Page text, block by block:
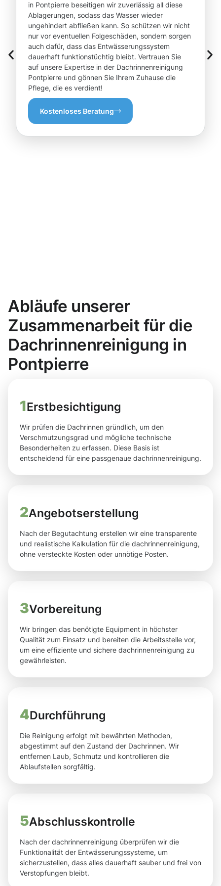
in Pontpierre beseitigen wir zuverlässig all diese
Ablagerungen, sodass das Wasser wieder
ungehindert abfließen kann. So schützen wir nicht
nur vor eventuellen Folgeschäden, sondern sorgen
auch dafür, dass das Entwässerungssystem
dauerhaft funktionstüchtig bleibt. Vertrauen Sie
auf unsere Expertise in der Dachrinnenreinigung
Pontpierre und gönnen Sie Ihrem Zuhause die
Pflege, die es verdient!
Kostenloses Beratung
Abläufe unserer
Zusammenarbeit für die
Dachrinnenreinigung in
Pontpierre
1Erstbesichtigung
Wir prüfen die Dachrinnen gründlich, um den
Verschmutzungsgrad und mögliche technische
Besonderheiten zu erfassen. Diese Basis ist
entscheidend für eine passgenaue dachrinnenreinigung.
2Angebotserstellung
Nach der Begutachtung erstellen wir eine transparente
und realistische Kalkulation für die dachrinnenreinigung,
ohne versteckte Kosten oder unnötige Posten.
3Vorbereitung
Wir bringen das benötigte Equipment in höchster
Qualität zum Einsatz und bereiten die Arbeitsstelle vor,
um eine effiziente und sichere dachrinnenreinigung zu
gewährleisten.
4Durchführung
Die Reinigung erfolgt mit bewährten Methoden,
abgestimmt auf den Zustand der Dachrinnen. Wir
entfernen Laub, Schmutz und kontrollieren die
Ablaufstellen sorgfältig.
5Abschlusskontrolle
Nach der dachrinnenreinigung überprüfen wir die
Funktionalität der Entwässerungssysteme, um
sicherzustellen, dass alles dauerhaft sauber und frei von
Verstopfungen bleibt.